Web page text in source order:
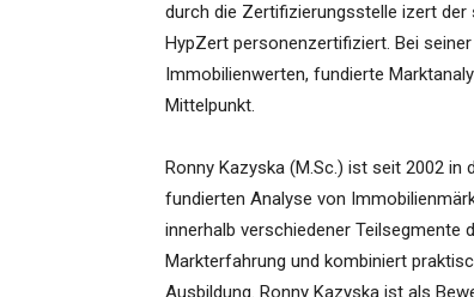
durch die Zertifizierungsstelle izert
HypZert personenzertifiziert. Bei
Immobilienwerten, fundierte
Mittelpunkt.
Ronny Kazyska (M.Sc.) ist seit 2002
fundierten Analyse von
innerhalb verschiedener
Markterfahrung und kombiniert
Ausbildung. Ronny Kazyska ist als